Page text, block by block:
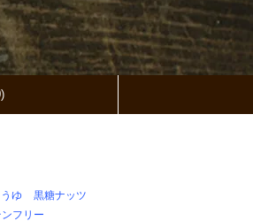
ゆ
黒糖ナッツ
フリー